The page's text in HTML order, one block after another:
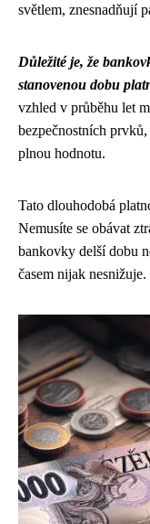
světlem, znesnadňují
Důležité je, že
stanovenou dobu
vzhled v průběhu let
bezpečnostních
plnou hodnotu.
Tato dlouhodobá
Nemusíte se obávat
bankovky delší dobu
časem nijak nesnižuje.